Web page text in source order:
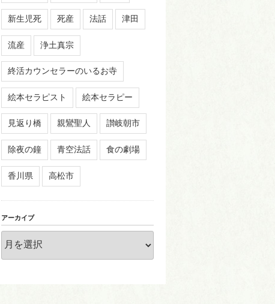
新生児死 死産 法話 津田
流産 浄土真宗
終活カウンセラーのいるお寺
絵本セラピスト 絵本セラピー
見返り橋 親鸞聖人 讃岐朝市
除夜の鐘 青空法話 食の劇場
香川県 高松市
アーカイブ
ー
カ